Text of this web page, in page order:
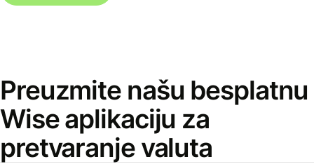
Preuzmite našu besplatnu
Wise aplikaciju za
pretvaranje valuta